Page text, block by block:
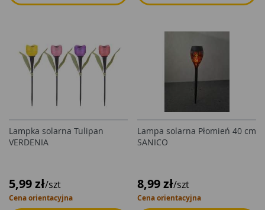
Lampka solarna Tulipan
VERDENIA
5,99 zł/szt
Cena orientacyjna
Lampa solarna Płomień 40 cm
SANICO
8,99 zł/szt
Cena orientacyjna